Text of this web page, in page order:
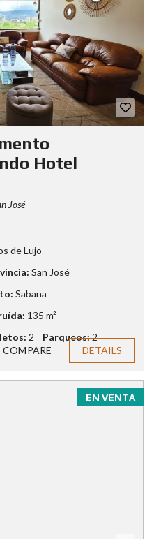
Hotel
José
de Lujo
San José
Sabana
135 m²
2 Parqueos:2
COMPARE DETAILS
EN VENTA